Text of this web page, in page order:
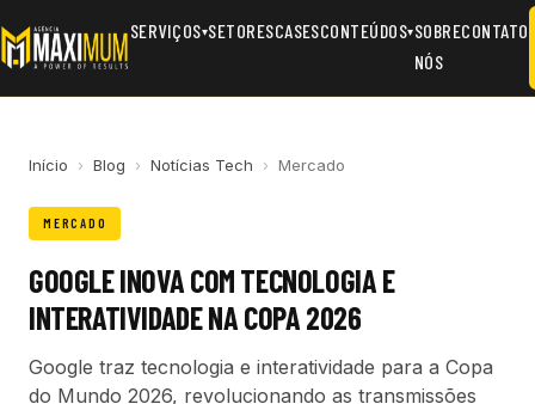
SERVIÇOS▾SETORESCASESCONTEÚDOS▾SOBRE
NÓS
CONTATO
Início › Blog › Notícias Tech › Mercado
MERCADO
GOOGLE INOVA COM TECNOLOGIA E
INTERATIVIDADE NA COPA 2026
Google traz tecnologia e interatividade para a Copa
do Mundo 2026, revolucionando as transmissões